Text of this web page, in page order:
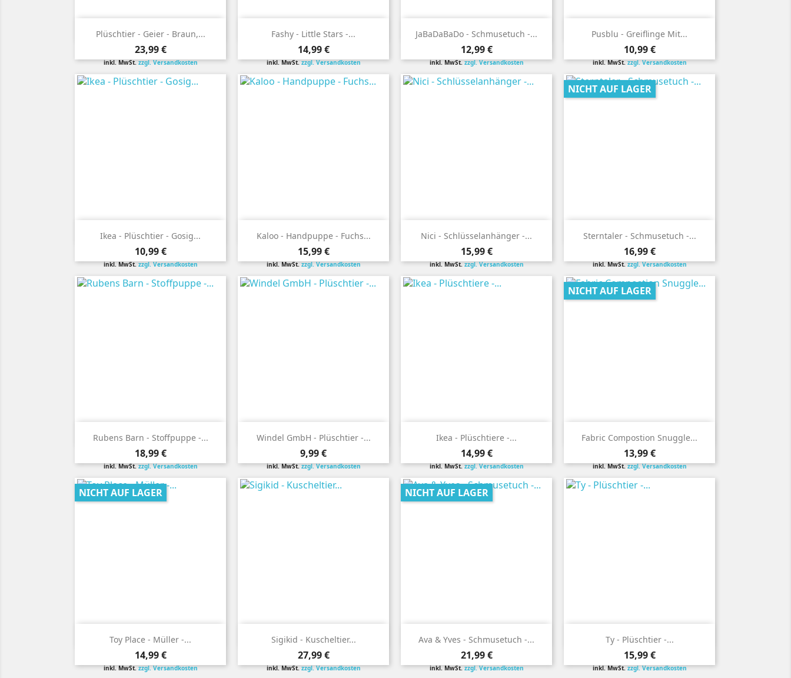
Plüschtier - Geier - Braun,...
Preis
23,99 €
inkl. MwSt.zzgl. Versandkosten
 Vorschau Fashy - Little Stars -...
Preis
14,99 €
inkl. MwSt.zzgl. Versandkosten
 Vorschau JaBaDaBaDo - Schmusetuch -...
Preis
12,99 €
inkl. MwSt.zzgl. Versandkosten
 Vorschau Pusblu - Greiflinge Mit...
Preis
10,99 €
inkl. MwSt.zzgl. Versandkosten
 Vorschau
Ikea - Plüschtier - Gosig...
Preis
10,99 €
inkl. MwSt.zzgl. Versandkosten
 Vorschau Kaloo - Handpuppe - Fuchs...
Preis
15,99 €
inkl. MwSt.zzgl. Versandkosten
 Vorschau Nici - Schlüsselanhänger -...
Preis
15,99 €
inkl. MwSt.zzgl. Versandkosten
 Vorschau Sterntaler - Schmusetuch -...
Preis
16,99 €
inkl. MwSt.zzgl. Versandkosten
NICHT AUF LAGER
 Vorschau
Rubens Barn - Stoffpuppe -...
Preis
18,99 €
inkl. MwSt.zzgl. Versandkosten
 Vorschau Windel GmbH - Plüschtier -...
Preis
9,99 €
inkl. MwSt.zzgl. Versandkosten
 Vorschau Ikea - Plüschtiere -...
Preis
14,99 €
inkl. MwSt.zzgl. Versandkosten
 Vorschau Fabric Compostion Snuggle...
Preis
13,99 €
inkl. MwSt.zzgl. Versandkosten
NICHT AUF LAGER
 Vorschau
Toy Place - Müller -...
Preis
14,99 €
inkl. MwSt.zzgl. Versandkosten
NICHT AUF LAGER
 Vorschau Sigikid - Kuscheltier...
Preis
27,99 €
inkl. MwSt.zzgl. Versandkosten
 Vorschau Ava & Yves - Schmusetuch -...
Preis
21,99 €
inkl. MwSt.zzgl. Versandkosten
NICHT AUF LAGER
 Vorschau Ty - Plüschtier -...
Preis
15,99 €
inkl. MwSt.zzgl. Versandkosten
 Vorschau